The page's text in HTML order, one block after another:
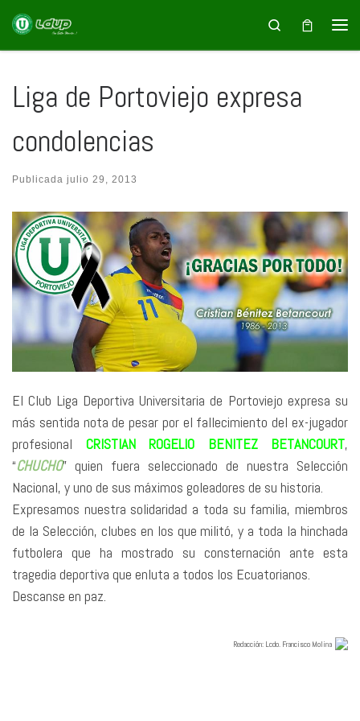
Saltar al contenido Search
Liga de Portoviejo expresa
condolencias
Publicada julio 29, 2013
El Club Liga Deportiva Universitaria de Portoviejo expresa su
más sentida nota de pesar por el fallecimiento del ex-jugador
profesional CRISTIAN ROGELIO BENITEZ BETANCOURT,
“CHUCHO” quien fuera seleccionado de nuestra Selección
Nacional, y uno de sus máximos goleadores de su historia.
Expresamos nuestra solidaridad a toda su familia, miembros
de la Selección, clubes en los que militó, y a toda la hinchada
futbolera que ha mostrado su consternación ante esta
tragedia deportiva que enluta a todos los Ecuatorianos.
Descanse en paz.
Redacción: Lcdo. Francisco Molina